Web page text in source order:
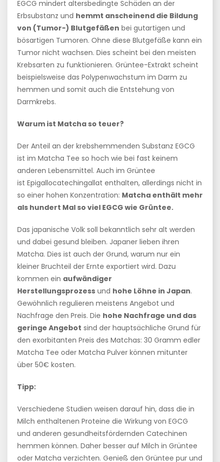
EGCG mindert altersbedingte Schäden an der
Erbsubstanz und hemmt anscheinend die Bildung
von (Tumor-) Blutgefäßen bei gutartigen und
bösartigen Tumoren. Ohne diese Blutgefäße kann ein
Tumor nicht wachsen. Dies scheint bei den meisten
Krebsarten zu funktionieren. Grüntee-Extrakt scheint
beispielsweise das Polypenwachstum im Darm zu
hemmen und somit auch die Entstehung von
Darmkrebs.
Warum ist Matcha so teuer?
Der Anteil an der krebshemmenden Substanz EGCG
ist im Matcha Tee so hoch wie bei fast keinem
anderen Lebensmittel. Auch im Grüntee
ist Epigallocatechingallat enthalten, allerdings nicht in
so einer hohen Konzentration: Matcha enthält mehr
als hundert Mal so viel EGCG wie Grüntee.
Das japanische Volk soll bekanntlich sehr alt werden
und dabei gesund bleiben. Japaner lieben ihren
Matcha. Dies ist auch der Grund, warum nur ein
kleiner Bruchteil der Ernte exportiert wird. Dazu
kommen ein aufwändiger
Herstellungsprozess und hohe Löhne in Japan.
Gewöhnlich regulieren meistens Angebot und
Nachfrage den Preis. Die hohe Nachfrage und das
geringe Angebot sind der hauptsächliche Grund für
den exorbitanten Preis des Matchas: 30 Gramm edler
Matcha Tee oder Matcha Pulver können mitunter
über 50€ kosten.
Tipp:
Verschiedene Studien weisen darauf hin, dass die in
Milch enthaltenen Proteine die Wirkung von EGCG
und anderen gesundheitsfördernden Catechinen
hemmen können. Daher besser auf Milch in Grüntee
oder Matcha verzichten. Genieß den Grüntee pur und